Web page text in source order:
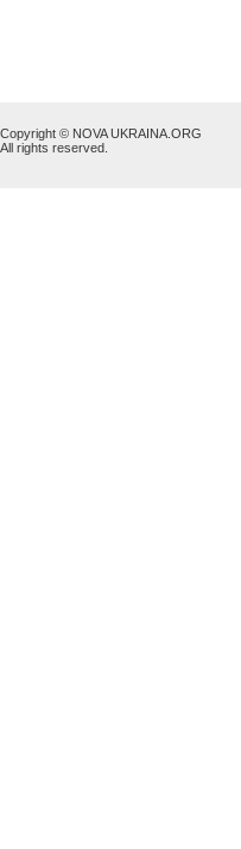
Copyright © NOVA UKRAINA.ORG
All rights reserved.